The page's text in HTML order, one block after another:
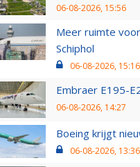
06-08-2026, 15:56
Meer ruimte
Schiphol
06-08-2026, 15:16
Embraer E195-
06-08-2026, 14:27
Boeing krijgt
06-08-2026, 13:36